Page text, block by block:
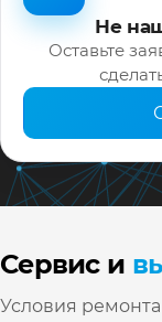
Не
Оставьте
Сервис и
Условия